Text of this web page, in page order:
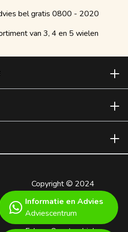
bel gratis 0800 - 2020
van 3, 4 en 5 wielen
Copyright © 2024
Scootmobielspecialist
- AShopware
webshopby Not
Informatie en Advies
Adviescentrum